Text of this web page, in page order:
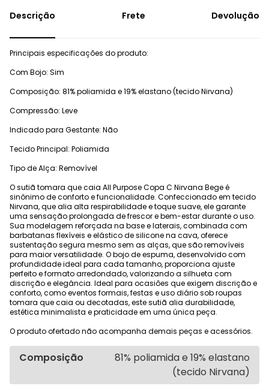
Frete Devolução
Principais especificações do produto:
Com Bojo: Sim
Composição: 81% poliamida e 19% elastano (tecido Nirvana)
Compressão: Leve
Indicado para Gestante: Não
Tecido Principal: Poliamida
Tipo de Alça: Removível
O sutiã tomara que caia All Purpose Copa C Nirvana Bege é
sinônimo de conforto e funcionalidade. Confeccionado em tecido
Nirvana, que alia alta respirabilidade e toque suave, ele garante
uma sensação prolongada de frescor e bem-estar durante o uso.
Sua modelagem reforçada na base e laterais, combinada com
barbatanas flexíveis e elástico de silicone na cava, oferece
sustentação segura mesmo sem as alças, que são removíveis
para maior versatilidade. O bojo de espuma, desenvolvido com
profundidade ideal para cada tamanho, proporciona ajuste
perfeito e formato arredondado, valorizando a silhueta com
discrição e elegância. Ideal para ocasiões que exigem discrição e
conforto, como eventos formais, festas e uso diário sob roupas
tomara que caia ou decotadas, este sutiã alia durabilidade,
estética minimalista e praticidade em uma única peça.
O produto ofertado não acompanha demais peças e acessórios.
Composição
81% poliamida e 19% elastano
(tecido Nirvana)